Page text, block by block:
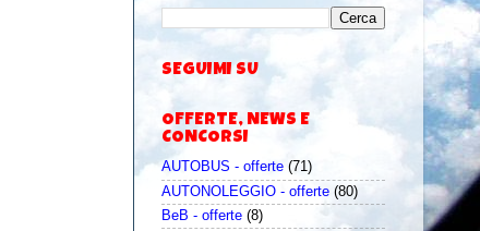
SEGUIMI SU
OFFERTE, NEWS E
CONCORSI
AUTOBUS - offerte (71)
AUTONOLEGGIO - offerte (80)
BeB - offerte (8)